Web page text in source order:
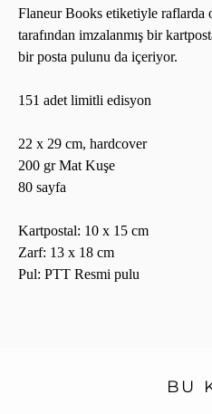
Flaneur Books etiketiyle raflarda
tarafından imzalanmış bir
bir posta pulunu da içeriyor.
151 adet limitli edisyon
22 x 29 cm, hardcover
200 gr Mat Kuşe
80 sayfa
Kartpostal: 10 x 15 cm
Zarf: 13 x 18 cm
Pul: PTT Resmi pulu
BU